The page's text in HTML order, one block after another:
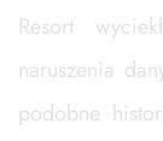
Resort
naruszenia
podobne